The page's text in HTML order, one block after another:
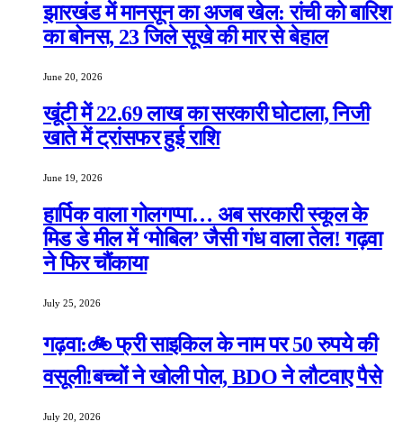
झारखंड में मानसून का अजब खेल: रांची को बारिश
का बोनस, 23 जिले सूखे की मार से बेहाल
June 20, 2026
खूंटी में 22.69 लाख का सरकारी घोटाला, निजी
खाते में ट्रांसफर हुई राशि
June 19, 2026
हार्पिक वाला गोलगप्पा… अब सरकारी स्कूल के
मिड डे मील में ‘मोबिल’ जैसी गंध वाला तेल! गढ़वा
ने फिर चौंकाया
July 25, 2026
गढ़वा:🚲 फ्री साइकिल के नाम पर 50 रुपये की
वसूली!बच्चों ने खोली पोल, BDO ने लौटवाए पैसे
July 20, 2026